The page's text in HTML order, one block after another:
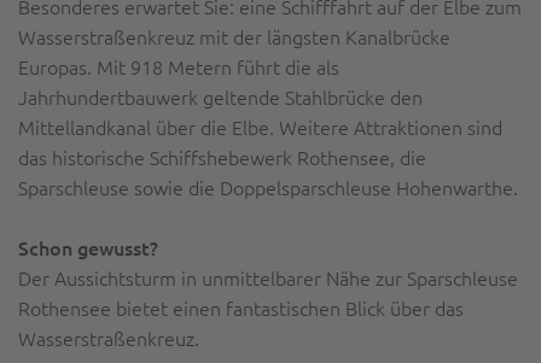
Besonderes erwartet Sie: eine Schifffahrt auf der Elbe zum
Wasserstraßenkreuz mit der längsten Kanalbrücke
Europas. Mit 918 Metern führt die als
Jahrhundertbauwerk geltende Stahlbrücke den
Mittellandkanal über die Elbe. Weitere Attraktionen sind
das historische Schiffshebewerk Rothensee, die
Sparschleuse sowie die Doppel­spar­schleuse Hohenwarthe.
Schon gewusst?
Der Aussichtsturm in unmittelbarer Nähe zur Sparschleuse
Rothensee bietet einen fantastischen Blick über das
Wasserstraßenkreuz.